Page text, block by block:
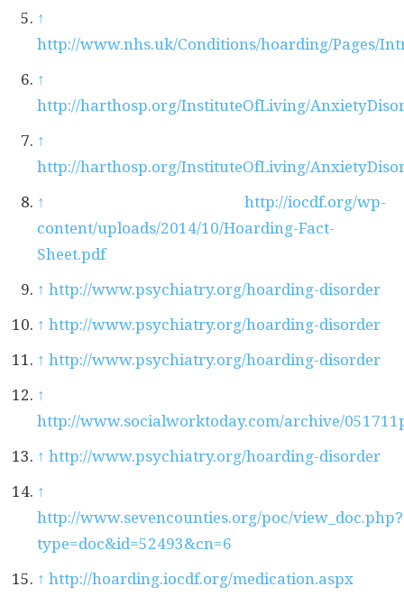
↑
http://www.nhs.uk/Conditions/hoarding/Pages/
↑
http://harthosp.org/InstituteOfLiving/
↑
http://harthosp.org/InstituteOfLiving/
↑
http://iocdf.org/wp-
content/uploads/2014/10/Hoarding-Fact-
Sheet.pdf
↑ http://www.psychiatry.org/hoarding-disorder
↑ http://www.psychiatry.org/hoarding-disorder
↑ http://www.psychiatry.org/hoarding-disorder
↑
http://www.socialworktoday.com/archive/
↑ http://www.psychiatry.org/hoarding-disorder
↑
http://www.sevencounties.org/poc/view_doc.php?
type=doc&id=52493&cn=6
↑ http://hoarding.iocdf.org/medication.aspx